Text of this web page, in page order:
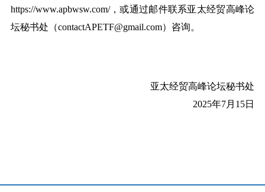
https://www.apbwsw.com/，或通过邮件联系亚太经贸高峰论
坛秘书处（contactAPETF@gmail.com）咨询。
亚太经贸高峰论坛秘书处
2025年7月 15日